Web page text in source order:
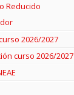
Reducido
2026/2027
curso 2026/2027